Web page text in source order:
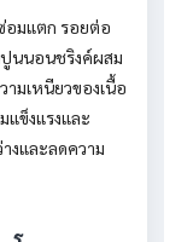
อมแตก รอยต่อ
นนอนชริงค์ผสม
มเหนียวของเนื้อ
แข็งแรงและ
งและลดความ